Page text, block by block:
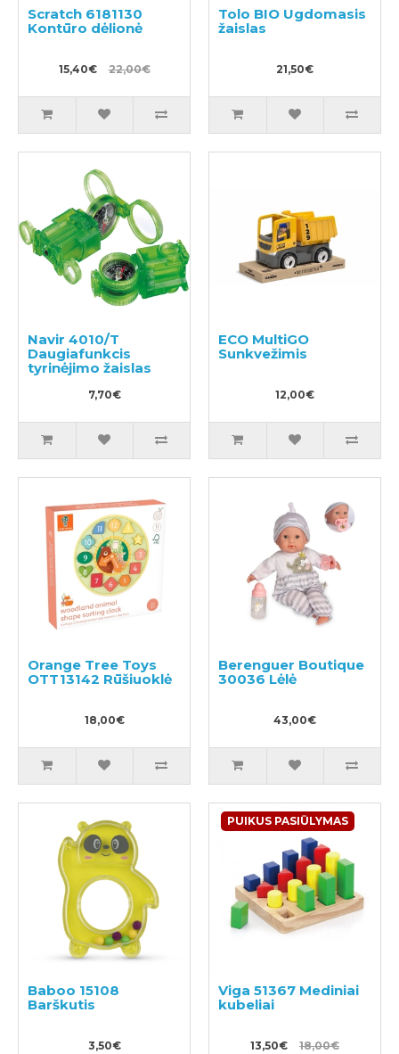
Scratch 6181130
Kontūro dėlionė
15,40€ 22,00€
Tolo BIO Ugdomasis
žaislas
21,50€
Navir 4010/T
Daugiafunkcis
tyrinėjimo žaislas
7,70€
ECO MultiGO
Sunkvežimis
12,00€
Orange Tree Toys
OTT13142 Rūšiuoklė
18,00€
Berenguer Boutique
30036 Lėlė
43,00€
Baboo 15108
Barškutis
3,50€
PUIKUS PASIŪLYMAS
Viga 51367 Mediniai
kubeliai
13,50€ 18,00€